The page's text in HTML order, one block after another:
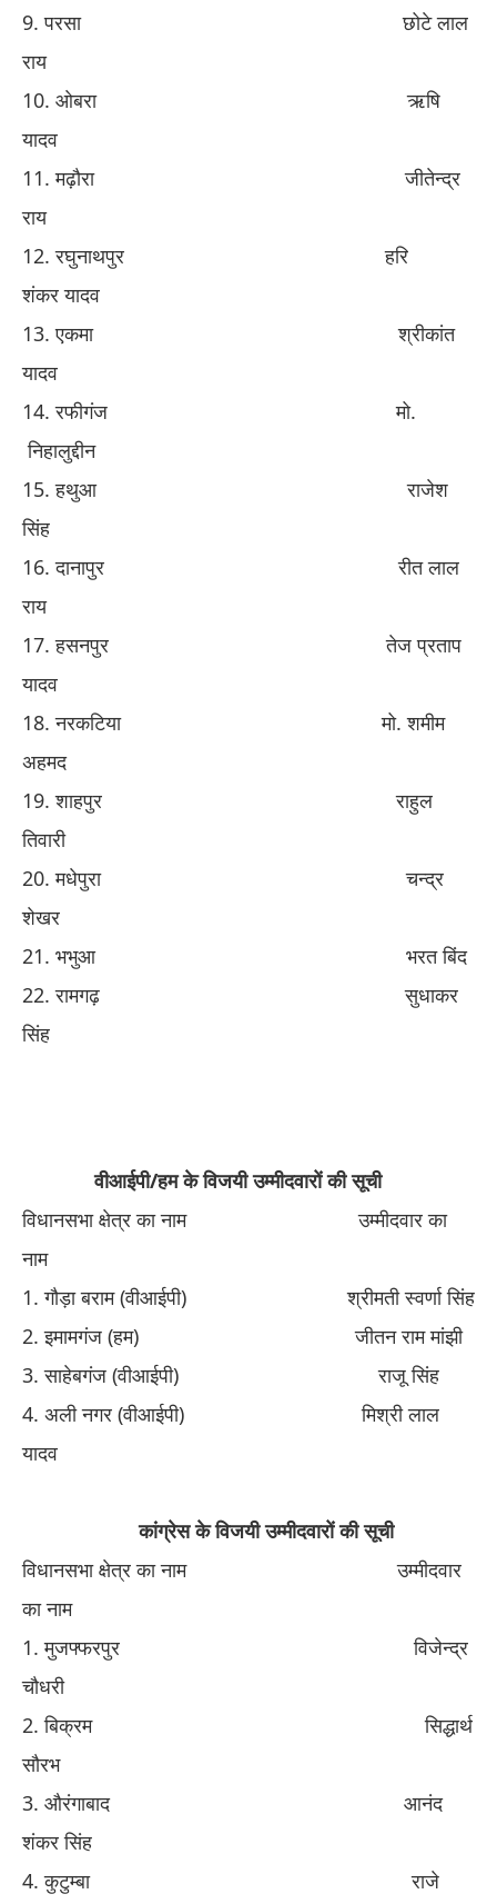
​9. ​परसा ​ ​छोटे लाल
राय
​10. ​ ओबरा ​ ​ऋषि
यादव
​11. ​मढ़ौरा ​ ​जीतेन्द्र
राय
​12. ​रघुनाथपुर ​ ​हरि
शंकरयादव
​13. ​एकमा ​ ​श्रीकांत
यादव
​14. ​रफीगंज मो​.​
निहालुद्दीन
​15. ​हथुआ ​ ​राजेश
सिंह
​16. ​दानापुर ​ ​रीत लाल
राय
​17. ​हसनपुर ​ ​तेज प्रताप
यादव
​18. ​नरकटिया ​ ​मो​.​ शमीम
अहमद
​19. ​शाहपुर ​ ​राहुल
तिवारी
​20. ​मधेपुरा ​ ​चन्द्र
शेखर
​21. ​ भभुआ
भरत बिंद
​22. ​रामगढ़ ​ ​सुधाकर
सिंह
​ ​वीआईपी/हम के विजयी उम्मीदवारों की सूची
विधानसभा क्षेत्र का नाम
​ ​उम्मीदवार का
नाम
​1. ​गौड़ा बराम (वीआईपी) ​ ​श्रीमती स्वर्णा सिंह
​2. ​इमामगंज (हम) ​ ​जीतन राम मांझी
​3. ​साहेबगंज (वीआईपी) ​ ​राजू सिंह
​4. ​ अली नगर (वीआईपी) ​ ​मिश्री लाल
यादव
​ कांग्रेसके विजयी उम्मीदवारों की सूची
विधानसभा क्षेत्र का नाम
​ ​उम्मीदवार
का नाम
​1. ​मुजफ्फरपुर ​ ​विजेन्द्र
चौधरी
​2. ​बिक्रम ​ ​सिद्धार्थ
सौरभ
​3. ​ औरंगाबाद​ ​
आनंद
शंकर सिंह
​4. ​कुटुम्बा ​ ​राजे